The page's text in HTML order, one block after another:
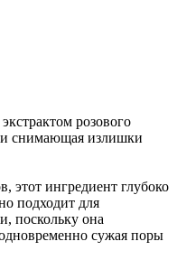
розового
снимающая излишки
этот ингредиент глубоко
подходит для
поскольку она
сужая поры